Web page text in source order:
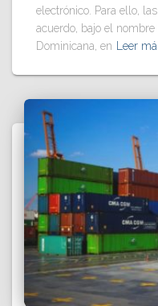
electrónico. Para ello,
acuerdo, bajo el
Dominicana, en
Leer